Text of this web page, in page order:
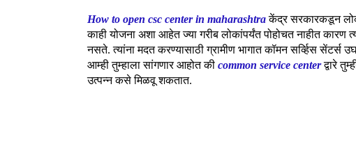
How to open csc center in maharashtraकेंद्र सरकारकडून
काही योजना अशा आहेत ज्या गरीब लोकांपर्यंत पोहोचत नाहीत कारण
नसते. त्यांना मदत करण्यासाठी ग्रामीण भागात कॉमन सर्व्हिस
आम्ही तुम्हाला सांगणार आहोत की common service center द्वारे
उत्पन्न कसे मिळवू शकतात.